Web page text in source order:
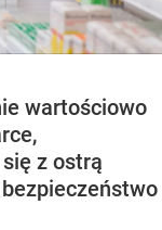
wartościowo
z ostrą